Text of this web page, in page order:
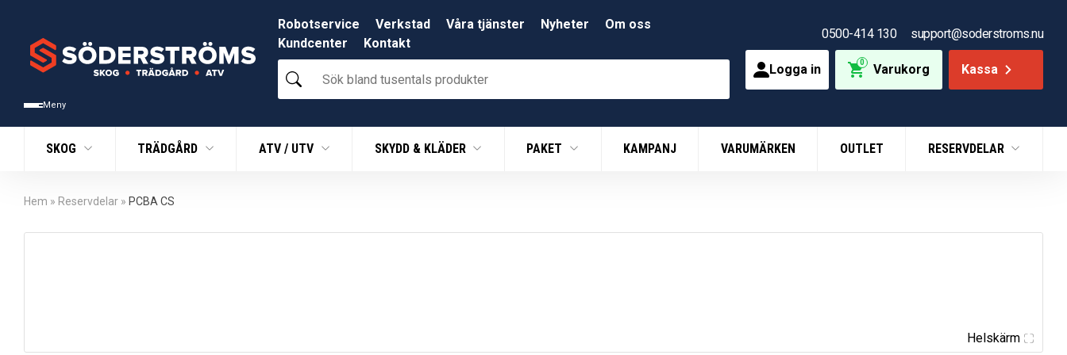
Meny
Robotservice Verkstad Våra tjänster Nyheter
Om oss
Kundcenter
Kontakt
Sök
bland
produkter
0500-414 130 support@soderstroms.nu
Logga in 0 Varukorg Kassa
SKOG TRÄDGÅRD ATV / UTV SKYDD & KLÄDER PAKET KAMPANJ VARUMÄRKEN OUTLET RESERVDELAR
Hem » Reservdelar » PCBA CS
Helskärm